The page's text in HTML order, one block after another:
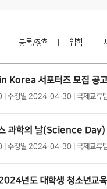
등록/장학 입학
서포터즈 모집 공고
수정일 2024-04-30 | 국제교류
과학의 날(Science Day)
수정일 2024-04-30 | 국제교류
년도 대학생 청소년교